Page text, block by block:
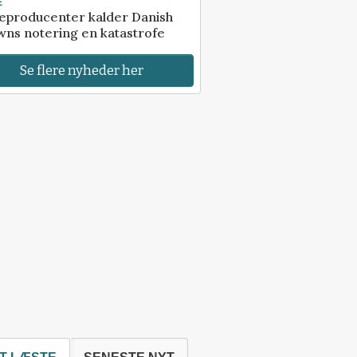
kalder Danish
notering en katastrofe
Se flere nyheder her